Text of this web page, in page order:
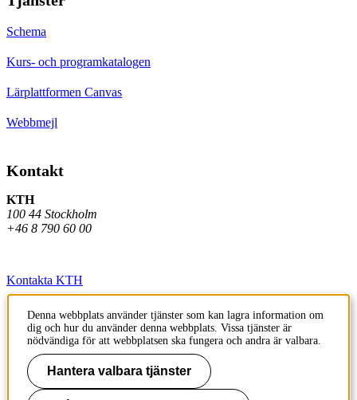
Schema
Kurs- och programkatalogen
Lärplattformen Canvas
Webbmejl
Kontakt
KTH
100 44 Stockholm
+46 8 790 60 00
Kontakta KTH
Jobba på KTH
Press och media
Faktura och betalning KTH
Denna webbplats använder tjänster som kan lagra information om
dig och hur du använder denna webbplats. Vissa tjänster är
nödvändiga för att webbplatsen ska fungera och andra är valbara.
Hantera valbara tjänster